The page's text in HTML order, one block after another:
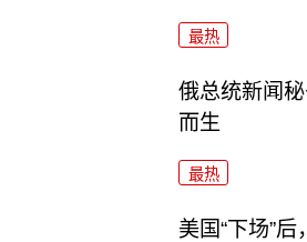
最热
俄总统新闻
而生
最热
美国“下场”